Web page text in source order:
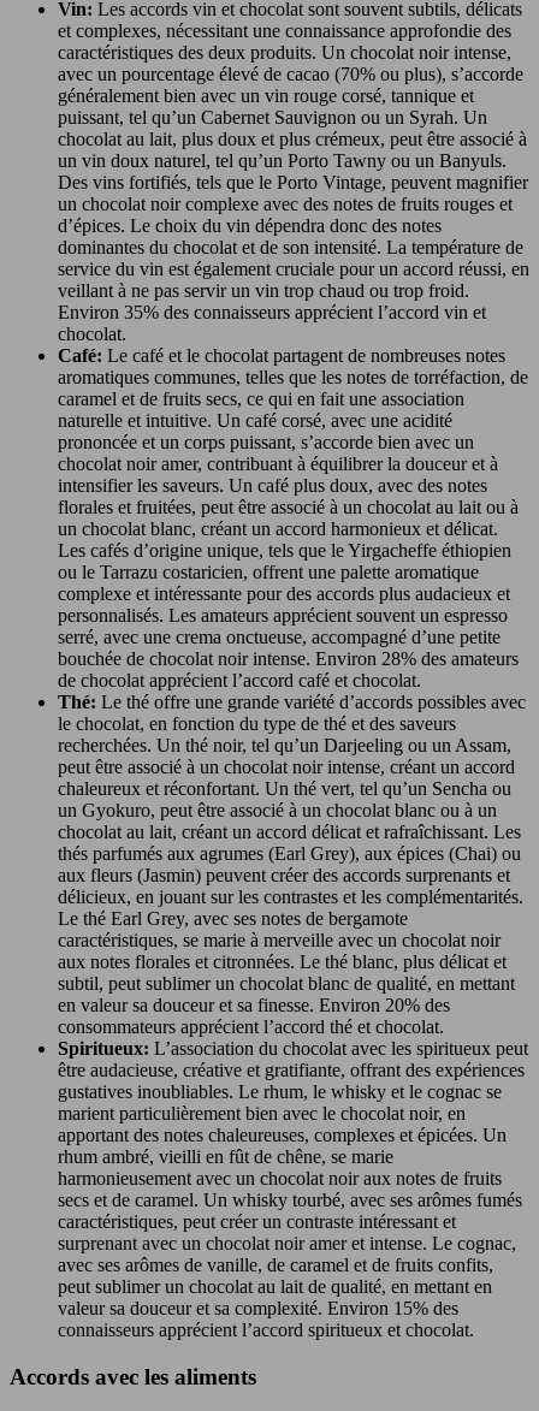
Vin: Les accords vin et chocolat sont souvent subtils, délicats
et complexes, nécessitant une connaissance approfondie des
caractéristiques des deux produits. Un chocolat noir intense,
avec un pourcentage élevé de cacao (70% ou plus), s’accorde
généralement bien avec un vin rouge corsé, tannique et
puissant, tel qu’un Cabernet Sauvignon ou un Syrah. Un
chocolat au lait, plus doux et plus crémeux, peut être associé à
un vin doux naturel, tel qu’un Porto Tawny ou un Banyuls.
Des vins fortifiés, tels que le Porto Vintage, peuvent magnifier
un chocolat noir complexe avec des notes de fruits rouges et
d’épices. Le choix du vin dépendra donc des notes
dominantes du chocolat et de son intensité. La température de
service du vin est également cruciale pour un accord réussi, en
veillant à ne pas servir un vin trop chaud ou trop froid.
Environ 35% des connaisseurs apprécient l’accord vin et
chocolat.
Café: Le café et le chocolat partagent de nombreuses notes
aromatiques communes, telles que les notes de torréfaction, de
caramel et de fruits secs, ce qui en fait une association
naturelle et intuitive. Un café corsé, avec une acidité
prononcée et un corps puissant, s’accorde bien avec un
chocolat noir amer, contribuant à équilibrer la douceur et à
intensifier les saveurs. Un café plus doux, avec des notes
florales et fruitées, peut être associé à un chocolat au lait ou à
un chocolat blanc, créant un accord harmonieux et délicat.
Les cafés d’origine unique, tels que le Yirgacheffe éthiopien
ou le Tarrazu costaricien, offrent une palette aromatique
complexe et intéressante pour des accords plus audacieux et
personnalisés. Les amateurs apprécient souvent un espresso
serré, avec une crema onctueuse, accompagné d’une petite
bouchée de chocolat noir intense. Environ 28% des amateurs
de chocolat apprécient l’accord café et chocolat.
Thé: Le thé offre une grande variété d’accords possibles avec
le chocolat, en fonction du type de thé et des saveurs
recherchées. Un thé noir, tel qu’un Darjeeling ou un Assam,
peut être associé à un chocolat noir intense, créant un accord
chaleureux et réconfortant. Un thé vert, tel qu’un Sencha ou
un Gyokuro, peut être associé à un chocolat blanc ou à un
chocolat au lait, créant un accord délicat et rafraîchissant. Les
thés parfumés aux agrumes (Earl Grey), aux épices (Chai) ou
aux fleurs (Jasmin) peuvent créer des accords surprenants et
délicieux, en jouant sur les contrastes et les complémentarités.
Le thé Earl Grey, avec ses notes de bergamote
caractéristiques, se marie à merveille avec un chocolat noir
aux notes florales et citronnées. Le thé blanc, plus délicat et
subtil, peut sublimer un chocolat blanc de qualité, en mettant
en valeur sa douceur et sa finesse. Environ 20% des
consommateurs apprécient l’accord thé et chocolat.
Spiritueux: L’association du chocolat avec les spiritueux peut
être audacieuse, créative et gratifiante, offrant des expériences
gustatives inoubliables. Le rhum, le whisky et le cognac se
marient particulièrement bien avec le chocolat noir, en
apportant des notes chaleureuses, complexes et épicées. Un
rhum ambré, vieilli en fût de chêne, se marie
harmonieusement avec un chocolat noir aux notes de fruits
secs et de caramel. Un whisky tourbé, avec ses arômes fumés
caractéristiques, peut créer un contraste intéressant et
surprenant avec un chocolat noir amer et intense. Le cognac,
avec ses arômes de vanille, de caramel et de fruits confits,
peut sublimer un chocolat au lait de qualité, en mettant en
valeur sa douceur et sa complexité. Environ 15% des
connaisseurs apprécient l’accord spiritueux et chocolat.
Accords avec les aliments